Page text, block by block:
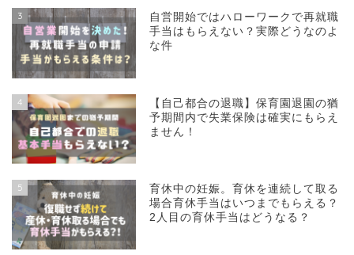
3
自営開始ではハローワークで再就職
手当はもらえない？実際どうなのよ
な件
4
【自己都合の退職】保育園退園の猶
予期間内で失業保険は確実にもらえ
ません！
5
育休中の妊娠。育休を連続して取る
場合育休手当はいつまでもらえる？
2人目の育休手当はどうなる？